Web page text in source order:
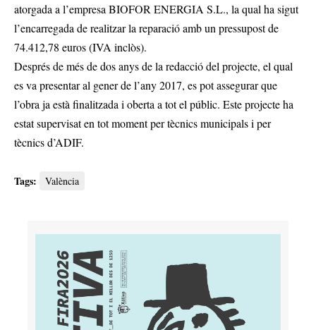
atorgada a l’empresa BIOFOR ENERGIA S.L., la qual ha sigut
l’encarregada de realitzar la reparació amb un pressupost de
74.412,78 euros (IVA inclòs).
Després de més de dos anys de la redacció del projecte, el qual
es va presentar al gener de l’any 2017, es pot assegurar que
l’obra ja està finalitzada i oberta a tot el públic. Este projecte ha
estat supervisat en tot moment per tècnics municipals i per
tècnics d’ADIF.
Tags: València